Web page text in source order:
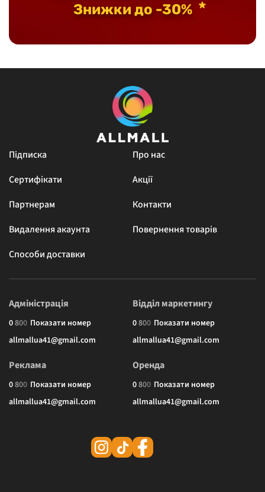
Знижки до -30%
Підписка
Про нас
Сертифікати
Акції
Партнерам
Контакти
Видалення акаунта
Повернення товарів
Способи доставки
Адміністрація
0800 Показати номер
allmallua41@gmail.com
Відділ маркетингу
0800 Показати номер
allmallua41@gmail.com
Реклама
0800 Показати номер
allmallua41@gmail.com
Оренда
0800 Показати номер
allmallua41@gmail.com